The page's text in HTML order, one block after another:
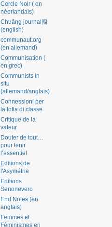
Cercle Noir ( en
néerlandais)
Chuǎng journal闯
(english)
communaut.org
(en allemand)
Communisation (
en grec)
Communists in
situ
(allemand/anglais)
Connessioni per
la lotta di classe
Critique de la
valeur
Douter de tout…
pour tenir
l’essentiel
Editions de
l'Asymétrie
Editions
Senonevero
End Notes (en
anglais)
Femmes et
Féminismes en